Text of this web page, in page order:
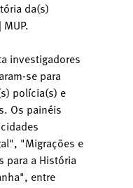
da(s)
investigadores
se para
polícia(s) e
Os painéis
"Migrações e
para a História
entre